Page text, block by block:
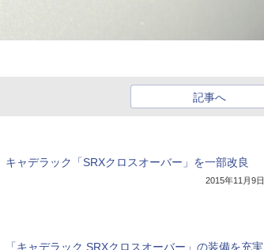
記事へ
キャデラック「SRXクロスオーバー」を一部改良
2015年11月9日
「キャデラック SRXクロスオーバー」の装備を充実